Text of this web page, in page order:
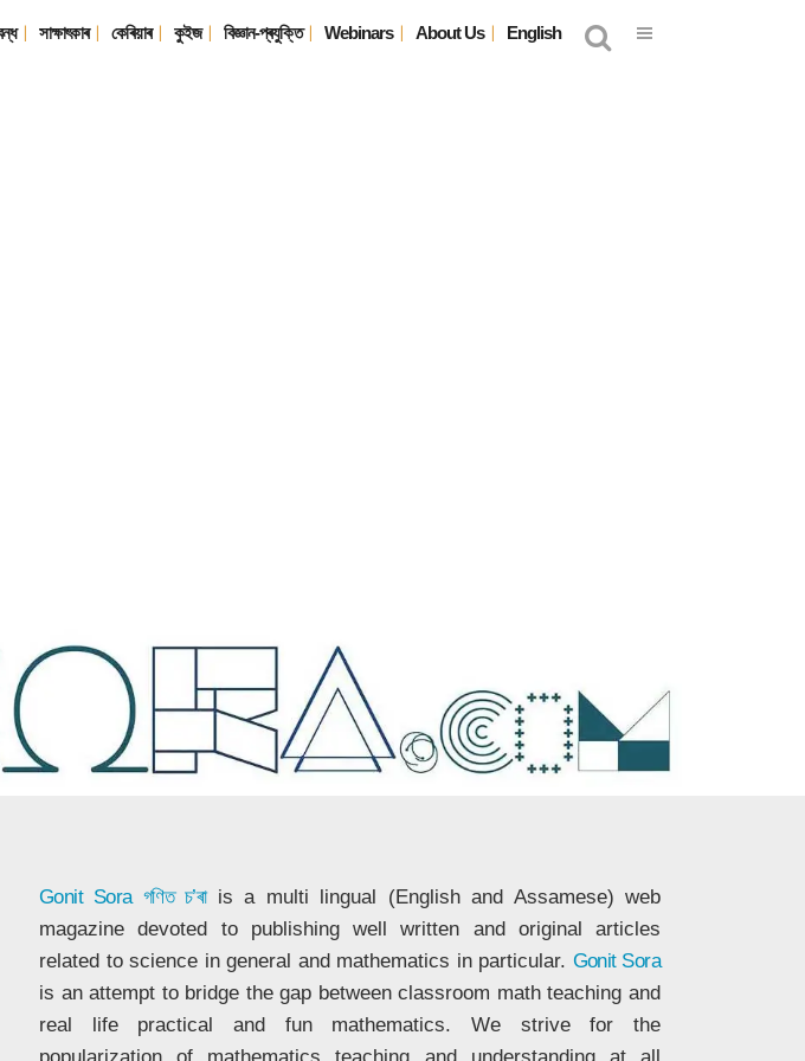
সাক্ষাৎকাৰ কেৰিয়াৰ কুইজ বিজ্ঞান-প্ৰযুক্তি Webinars About Us English
Gonit Sora গণিত চ’ৰাis a multi lingual (English and Assamese) web
magazine devoted to publishing well written and original articles
related to science in general and mathematics in particular. Gonit Sora
is an attempt to bridge the gap between classroom math teaching and
real life practical and fun mathematics. We strive for the